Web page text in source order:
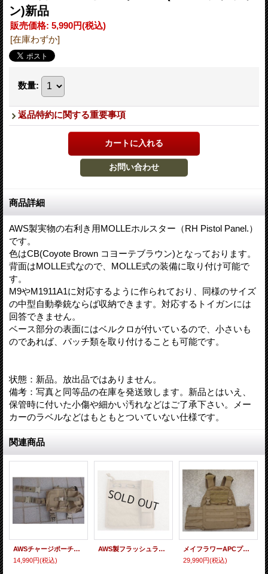
ン)新品
販売価格: 5,990円(税込)
[在庫わずか]
数量:
返品特約に関する重要事項
商品詳細
AWS製実物の右利き用MOLLEホルスター（RH Pistol Panel.）
です。
色はCB(Coyote Brown コヨーテブラウン)となっております。
背面はMOLLE式なので、MOLLE式の装備に取り付け可能で
す。
M9やM1911A1に対応するように作られており、同様のサイズ
の中型自動拳銃ならば収納できます。対応するトイガンには
回答できません。
ベース部分の表面にはベルクロが付いているので、小さいも
のであれば、パッチ類を取り付けることも可能です。
状態：新品。放出品ではありません。
備考：写真と同等品の在庫を発送致します。新品とはいえ、
保管時に付いた小傷や細かい汚れなどはご了承下さい。メー
カーのラベルなどはもともとついていない仕様です。
関連商品
AWSチャージポーチCB(コヨーテブラウン)新品
14,990円(税込)
AWS製フラッシュライトポーチ付きアドミンポーチCB(コヨーテブラウン)新品
メイフラワーAPCプレートキャリアCB(コヨーテブラウン)初期型SMALL/MEDIUM新品
29,990円(税込)